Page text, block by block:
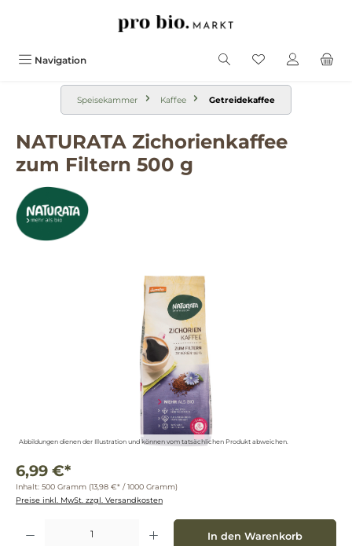
Navigation
Speisekammer Kaffee Getreidekaffee
NATURATA Zichorienkaffee
zum Filtern 500 g
Abbildungen dienen der Illustration und können vom tatsächlichen Produkt abweichen.
6,99 €*
Inhalt: 500 Gramm (13,98 €* / 1000 Gramm)
Preise inkl. MwSt. zzgl. Versandkosten
Produkt Anzahl: Gib den gewünschten Wert ein oder benutze die Schaltflächen um
In den Warenkorb